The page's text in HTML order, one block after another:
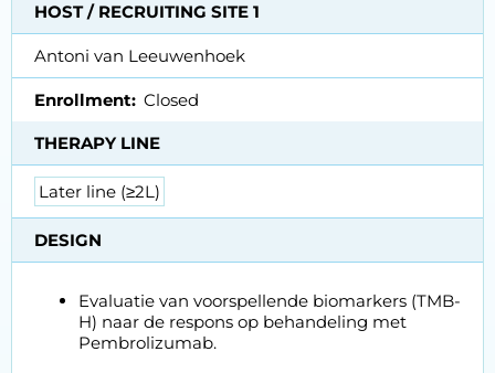
HOST / RECRUITING SITE 1
Antoni van Leeuwenhoek
Enrollment Closed
THERAPY LINE
Later line (≥2L)
DESIGN
Evaluatie van voorspellende biomarkers (TMB-
H) naar de respons op behandeling met
Pembrolizumab.